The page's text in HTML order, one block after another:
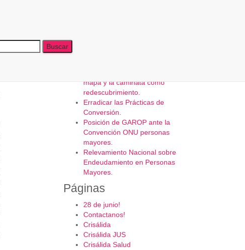
Últimas publicaciones
mapa y la caminata como
redescubrimiento.
Erradicar las Prácticas de
Conversión.
Posición de GAROP ante la
Convención ONU personas
mayores.
Relevamiento Nacional sobre
Endeudamiento en Personas
Mayores.
Páginas
28 de junio!
Contactanos!
Crisálida
Crisálida JUS
Crisálida Salud